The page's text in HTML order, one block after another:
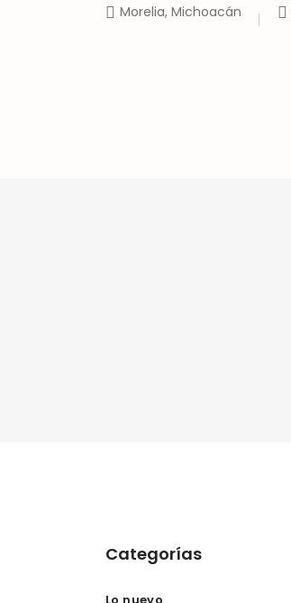
Morelia, Michoacán
Categorías
Lo nuevo